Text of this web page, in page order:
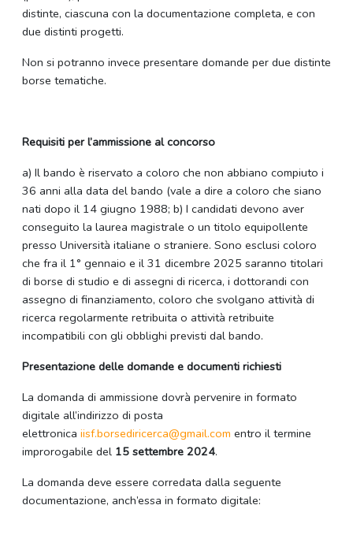
distinte, ciascuna con la documentazione completa, e con
due distinti progetti.
Non si potranno invece presentare domande per due distinte
borse tematiche.
Requisiti per l’ammissione al concorso
a) Il bando è riservato a coloro che non abbiano compiuto i
36 anni alla data del bando (vale a dire a coloro che siano
nati dopo il 14 giugno 1988; b) I candidati devono aver
conseguito la laurea magistrale o un titolo equipollente
presso Università italiane o straniere. Sono esclusi coloro
che fra il 1° gennaio e il 31 dicembre 2025 saranno titolari
di borse di studio e di assegni di ricerca, i dottorandi con
assegno di finanziamento, coloro che svolgano attività di
ricerca regolarmente retribuita o attività retribuite
incompatibili con gli obblighi previsti dal bando.
Presentazione delle domande e documenti richiesti
La domanda di ammissione dovrà pervenire in formato
digitale all’indirizzo di posta
elettronica iisf.borsediricerca@gmail.com entro il termine
improrogabile del 15 settembre 2024.
La domanda deve essere corredata dalla seguente
documentazione, anch’essa in formato digitale: